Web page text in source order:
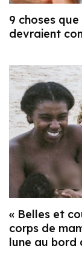
9 choses
devraient
« Belles et
corps de
lune au bord